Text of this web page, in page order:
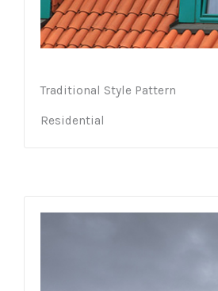
Traditional Style Pattern
Residential